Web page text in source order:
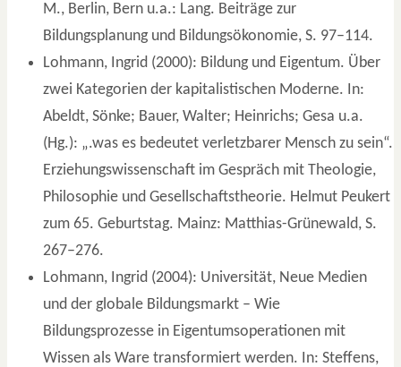
M., Berlin, Bern u.a.: Lang. Beiträge zur
Bildungsplanung und Bildungsökonomie, S. 97–114.
Lohmann, Ingrid (2000): Bildung und Eigentum. Über
zwei Kategorien der kapitalistischen Moderne. In:
Abeldt, Sönke; Bauer, Walter; Heinrichs; Gesa u.a.
(Hg.): „.was es bedeutet verletzbarer Mensch zu sein“.
Erziehungswissenschaft im Gespräch mit Theologie,
Philosophie und Gesellschaftstheorie. Helmut Peukert
zum 65. Geburtstag. Mainz: Matthias-Grünewald, S.
267–276.
Lohmann, Ingrid (2004): Universität, Neue Medien
und der globale Bildungsmarkt – Wie
Bildungsprozesse in Eigentumsoperationen mit
Wissen als Ware transformiert werden. In: Steffens,